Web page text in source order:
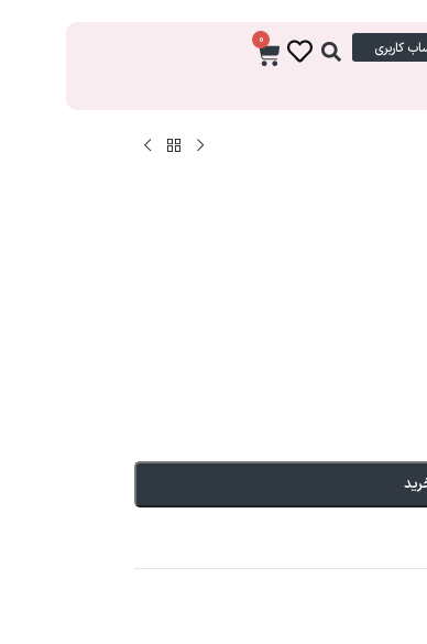
کاربری 0